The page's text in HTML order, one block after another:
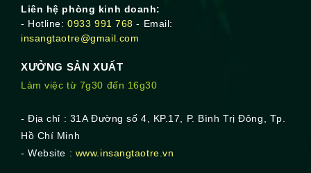
Liên hệ phòng kinh doanh:
- Hotline:0933 991 768 - Email:
insangtaotre@gmail.com
XƯỞNG SẢN XUẤT
Làm việc từ 7g30 đến 16g30
- Địa chỉ : 31A Đường số 4, KP.17, P. Bình Trị Đông, Tp.
Hồ Chí Minh
- Website : www.insangtaotre.vn